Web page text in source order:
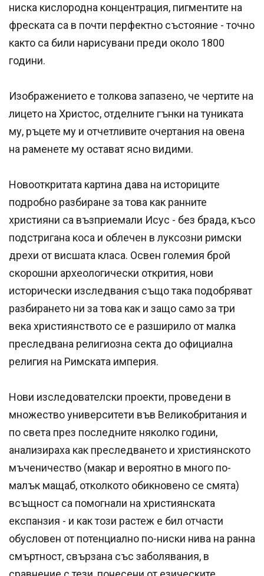
ниска кислородна концентрация, пигментите на
фреската са в почти перфектно състояние - точно
както са били нарисувани преди около 1800
години.
Изображението е толкова запазено, че чертите на
лицето на Христос, отделните гънки на туниката
му, ръцете му и отчетливите очертания на овена
на раменете му остават ясно видими.
Новооткритата картина дава на историците
подробно разбиране за това как ранните
християни са възприемали Исус - без брада, късо
подстригана коса и облечен в луксозни римски
дрехи от висшата класа. Освен големия брой
скорошни археологически открития, нови
исторически изследвания също така подобряват
разбирането ни за това как и защо само за три
века християнството се е разширило от малка
преследвана религиозна секта до официална
религия на Римската империя.
Нови изследователски проекти, проведени в
множество университети във Великобритания и
по света през последните няколко години,
анализираха как преследването и християнското
мъченичество (макар и вероятно в много по-
малък мащаб, отколкото обикновено се смята)
всъщност са помогнали на християнската
експанзия - и как този растеж е бил отчасти
обусловен от потенциално по-ниски нива на ранна
смъртност, свързана със заболявания, в